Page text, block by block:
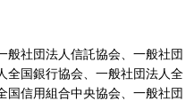
社団法人信託協会、一般社団
全国銀行協会、一般社団法人全
国信用組合中央協会、一般社団